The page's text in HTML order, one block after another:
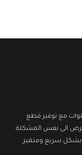
مع توفير قطع
الى نفس المشكلة
بشكل سريع ومتميز.